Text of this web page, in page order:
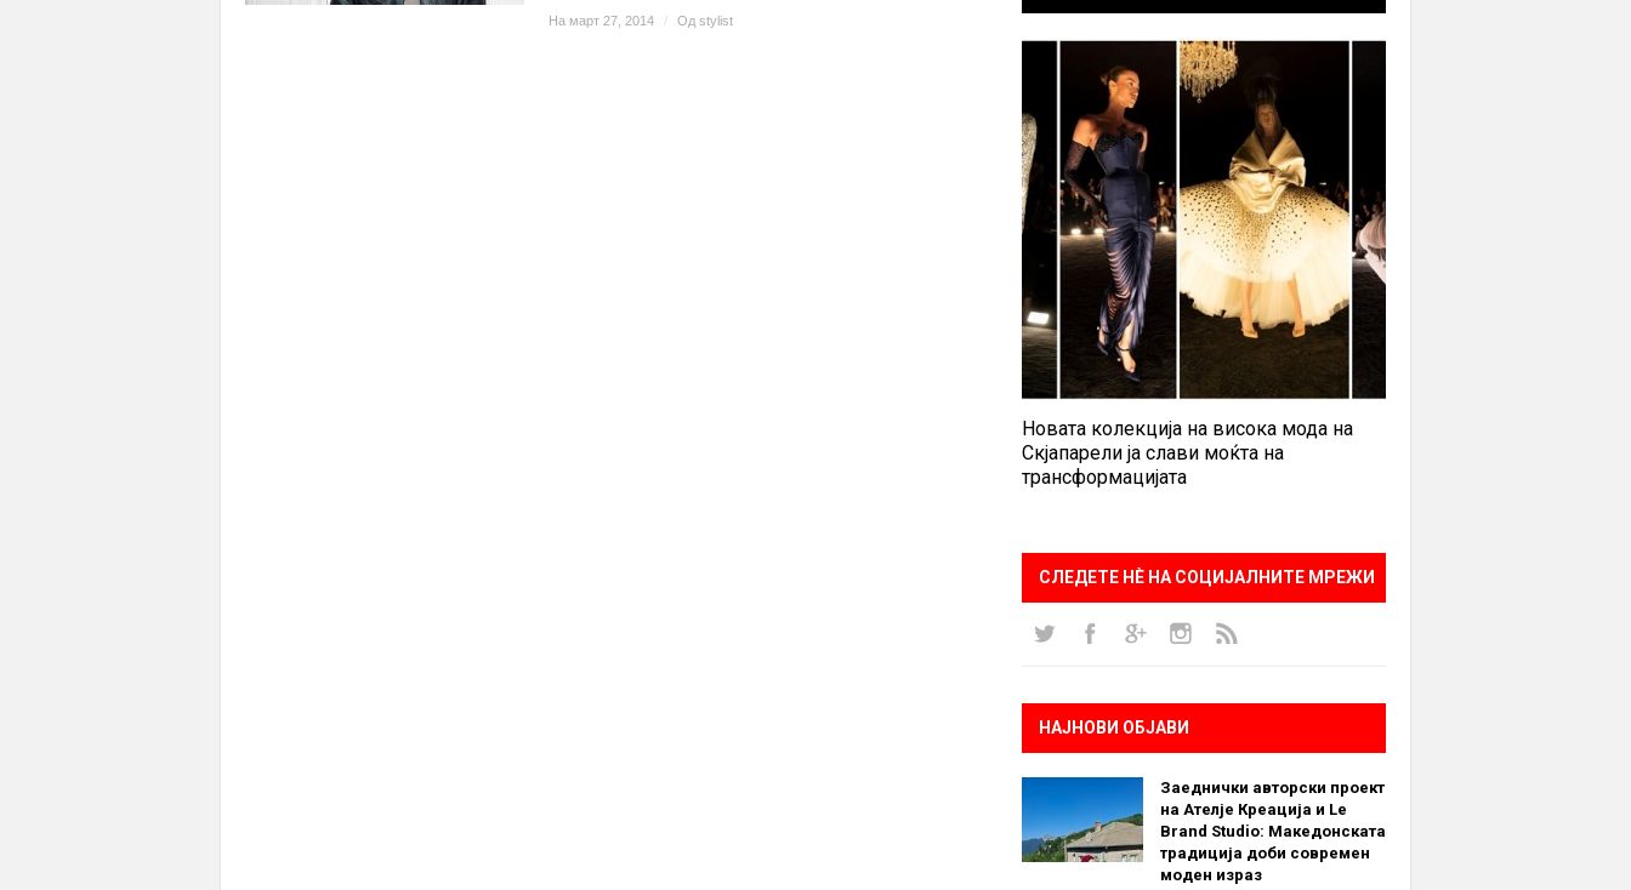
На март 27, 2014 / Од stylist
Новата колекција на висока мода на
Скјапарели ја слави моќта на
трансформацијата
СЛЕДЕТЕ НÈ НА СОЦИЈАЛНИТЕ МРЕЖИ
НАЈНОВИ ОБЈАВИ
Заеднички авторски проект
на Ателје Креација и Le
Brand Studio: Македонската
традиција доби современ
моден израз